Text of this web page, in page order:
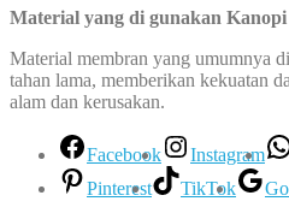
Material yang di gunakan
Material membran yang umumnya
tahan lama, memberikan kekuatan
alam dan kerusakan.
Facebook Instagram
Pinterest
TikTok